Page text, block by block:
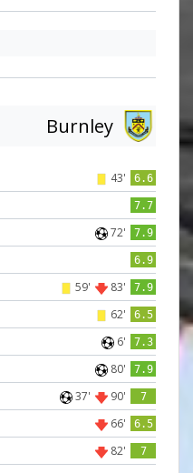
Burnley
43' 6.6
7.7
72' 7.9
6.9
59' 83' 7.9
62' 6.5
6' 7.3
80' 7.9
37' 90' 7
66' 6.5
82' 7